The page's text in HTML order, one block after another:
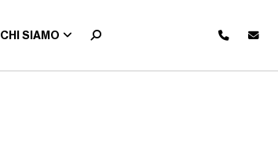
CHI SIAMO